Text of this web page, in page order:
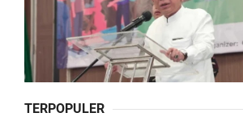
TERPOPULER